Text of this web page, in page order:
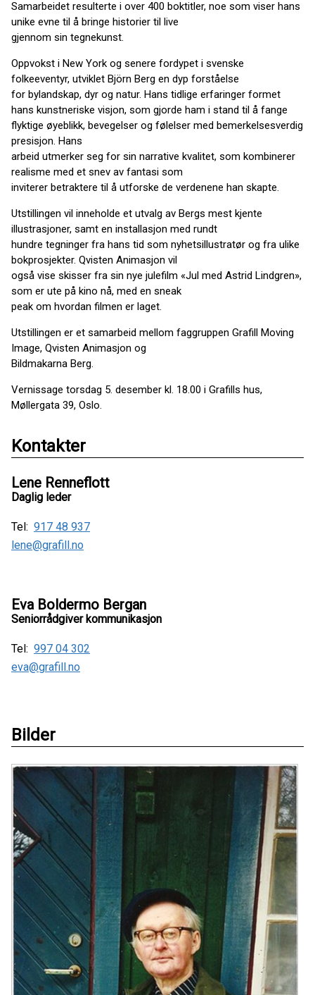
Samarbeidet resulterte i over 400 boktitler, noe som viser hans
unike evne til å bringe historier til live
gjennom sin tegnekunst.
Oppvokst i New York og senere fordypet i svenske
folkeeventyr, utviklet Björn Berg en dyp forståelse
for bylandskap, dyr og natur. Hans tidlige erfaringer formet
hans kunstneriske visjon, som gjorde ham i stand til å fange
flyktige øyeblikk, bevegelser og følelser med bemerkelsesverdig
presisjon. Hans
arbeid utmerker seg for sin narrative kvalitet, som kombinerer
realisme med et snev av fantasi som
inviterer betraktere til å utforske de verdenene han skapte.
Utstillingen vil inneholde et utvalg av Bergs mest kjente
illustrasjoner, samt en installasjon med rundt
hundre tegninger fra hans tid som nyhetsillustratør og fra ulike
bokprosjekter. Qvisten Animasjon vil
også vise skisser fra sin nye julefilm «Jul med Astrid Lindgren»,
som er ute på kino nå, med en sneak
peak om hvordan filmen er laget.
Utstillingen er et samarbeid mellom faggruppen Grafill Moving
Image, Qvisten Animasjon og
Bildmakarna Berg.
Vernissage torsdag 5. desember kl. 18.00 i Grafills hus,
Møllergata 39, Oslo.
Kontakter
Lene Renneflott
Daglig leder
Tel: 917 48 937
lene@grafill.no
Eva Boldermo Bergan
Seniorrådgiver kommunikasjon
Tel: 997 04 302
eva@grafill.no
Bilder